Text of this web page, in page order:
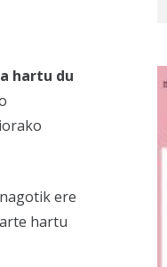
hartu du
ere
hartu